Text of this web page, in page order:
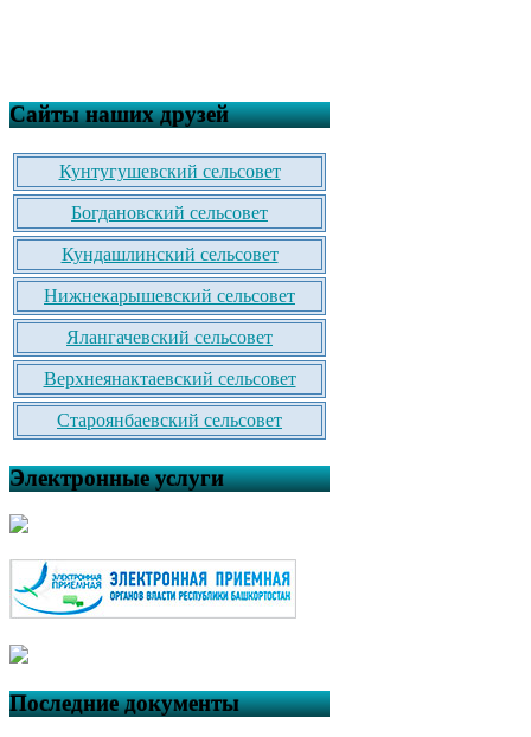
Сайты наших друзей
Кунтугушевский сельсовет
Богдановский сельсовет
Кундашлинский сельсовет
Нижнекарышевский сельсовет
Ялангачевский сельсовет
Верхнеянактаевский сельсовет
Староянбаевский сельсовет
Электронные услуги
Последние документы